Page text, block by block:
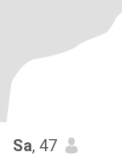
Sa, 47